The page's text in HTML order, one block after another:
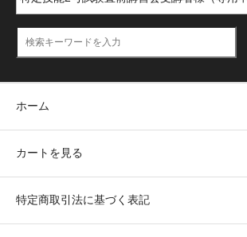
ホーム
カートを見る
特定商取引法に基づく表記